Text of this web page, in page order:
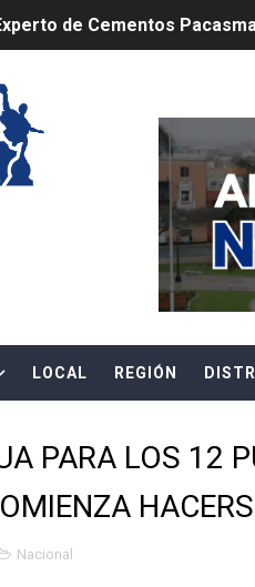
de Cementos
gobierno debe priorizar el
ALERTA SOBRE FALSOS
ADVIERTE SOBRE EL
DE AGOSTO TIENEN PLAZO
lanza tercera edición del
cuatro atenciones del
de cada 10 atenciones
QUEZADA PRESTÓ
DE TRUJILLO Y VIRÚ
LOCAL REGIÓN
PARA LOS 12
Nacional